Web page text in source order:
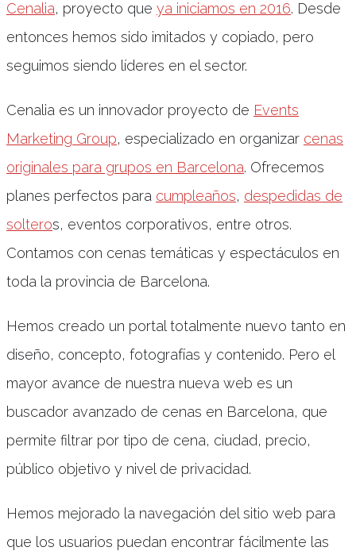
Cenalia, proyecto que ya iniciamos en 2016. Desde
entonces hemos sido imitados y copiado, pero
seguimos siendo líderes en el sector.
Cenalia es un innovador proyecto de Events
Marketing Group, especializado en organizar cenas
originales para grupos en Barcelona. Ofrecemos
planes perfectos para cumpleaños, despedidas de
solteros, eventos corporativos, entre otros.
Contamos con cenas temáticas y espectáculos en
toda la provincia de Barcelona.
Hemos creado un portal totalmente nuevo tanto en
diseño, concepto, fotografías y contenido. Pero el
mayor avance de nuestra nueva web es un
buscador avanzado de cenas en Barcelona, que
permite filtrar por tipo de cena, ciudad, precio,
público objetivo y nivel de privacidad.
Hemos mejorado la navegación del sitio web para
que los usuarios puedan encontrar fácilmente las